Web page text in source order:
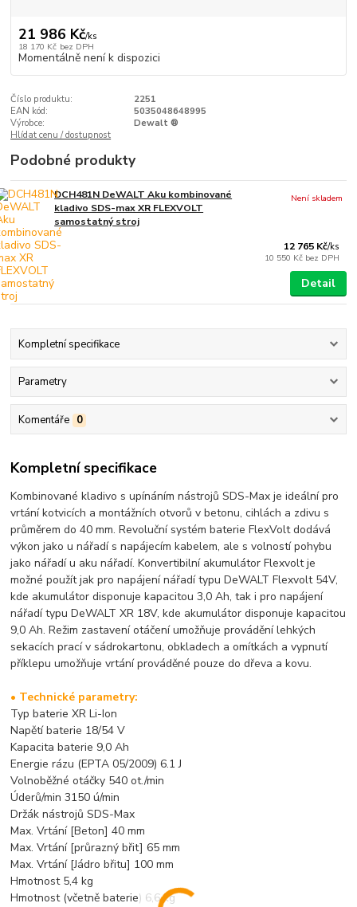
21 986 Kč/ks
18 170 Kč bez DPH
Momentálně není k dispozici
Číslo produktu:
2251
EAN kód:
5035048648995
Výrobce:
Dewalt ®
Hlídat cenu / dostupnost
Podobné produkty
DCH481N DeWALT Aku kombinované
kladivo SDS-max XR FLEXVOLT
samostatný stroj
12 765 Kč/ks
10 550 Kč bez DPH
Není skladem
Detail
Kompletní specifikace
Parametry
Komentáře 0
Kompletní specifikace
Kombinované kladivo s upínáním nástrojů SDS-Max je ideální pro
vrtání kotvicích a montážních otvorů v betonu, cihlách a zdivu s
průměrem do 40 mm. Revoluční systém baterie FlexVolt dodává
výkon jako u nářadí s napájecím kabelem, ale s volností pohybu
jako nářadí u aku nářadí. Konvertibilní akumulátor Flexvolt je
možné použít jak pro napájení nářadí typu DeWALT Flexvolt 54V,
kde akumulátor disponuje kapacitou 3,0 Ah, tak i pro napájení
nářadí typu DeWALT XR 18V, kde akumulátor disponuje kapacitou
9,0 Ah. Režim zastavení otáčení umožňuje provádění lehkých
sekacích prací v sádrokartonu, obkladech a omítkách a vypnutí
příklepu umožňuje vrtání prováděné pouze do dřeva a kovu.
• Technické parametry:
Typ baterie XR Li-Ion
Napětí baterie 18/54 V
Kapacita baterie 9,0 Ah
Energie rázu (EPTA 05/2009) 6.1 J
Volnoběžné otáčky 540 ot./min
Úderů/min 3150 ú/min
Držák nástrojů SDS-Max
Max. Vrtání [Beton] 40 mm
Max. Vrtání [průrazný břit] 65 mm
Max. Vrtání [Jádro břitu] 100 mm
Hmotnost 5,4 kg
Hmotnost (včetně baterie) 6,6 kg